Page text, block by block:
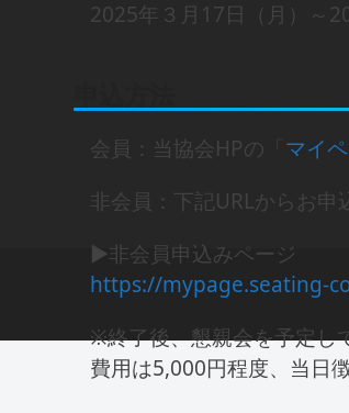
2025年３月17日（月）～
会員：当協会HPの「 マイ
非会員：下記URLからお申
▶非会員申込みページ
https://mypage.seating-
※終了後、懇親会を予定し
費用は5,000円程度、当日